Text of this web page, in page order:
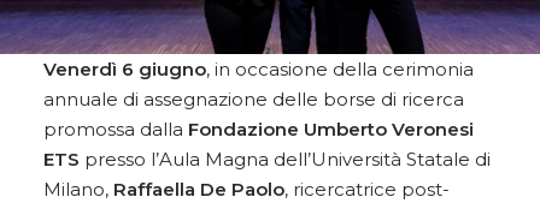
Venerdì 6 giugno, in occasione della cerimonia
annuale di assegnazione delle borse di ricerca
promossa dalla Fondazione Umberto Veronesi
ETS presso l’Aula Magna dell’Università Statale di
Milano, Raffaella De Paolo, ricercatrice post-